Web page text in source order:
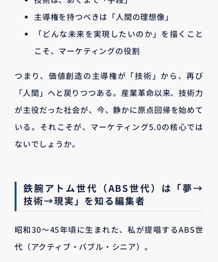
主導権を持つべきは「人間の理想像」
「どんな未来を実現したいのか」を描くこと
こそ、マーケティングの役割
つまり、価値創造の主導権が「技術」から、再び
「人間」へと戻りつつある。産業革命以来、技術力
が主役だった社会が、今、静かに原点回帰を始めて
いる。それこそが、マーケティング5.0の核心では
ないでしょうか。
鉄腕アトム世代（ABS世代）は「夢→
技術→現実」を知る編集者
昭和30〜45年頃に生まれた、私が提唱するABS世
代（アクティブ・バブル・シニア）。